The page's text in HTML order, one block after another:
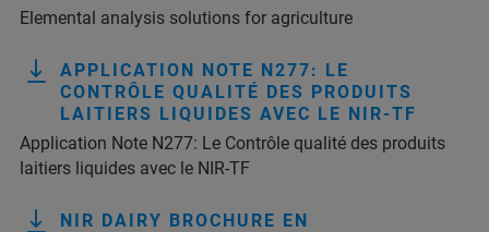
Elemental analysis solutions for agriculture
APPLICATION NOTE N277: LE
CONTRÔLE QUALITÉ DES PRODUITS
LAITIERS LIQUIDES AVEC LE NIR-TF
Application Note N277: Le Contrôle qualité des produits
laitiers liquides avec le NIR-TF
NIR DAIRY BROCHURE EN